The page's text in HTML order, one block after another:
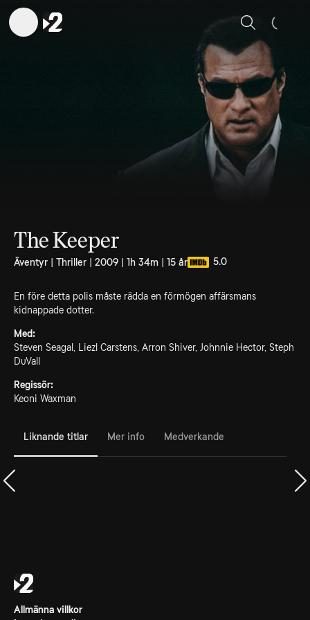
Sök
The Keeper
Äventyr | Thriller | 2009 | 1h 34m | 15 år 5.0
En före detta polis måste rädda en förmögen affärsmans
kidnappade dotter.
Med:
Steven Seagal, Liezl Carstens, Arron Shiver, Johnnie Hector, Steph
DuVall
Regissör:
Keoni Waxman
Liknande titlar Mer info Medverkande
Allmänna villkor